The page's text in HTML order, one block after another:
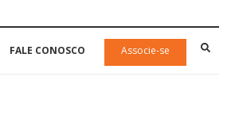
FALE CONOSCO Associe-se